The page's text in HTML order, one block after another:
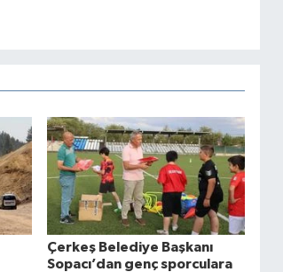
Çerkeş Belediye Başkanı
Sopacı’dan genç sporculara